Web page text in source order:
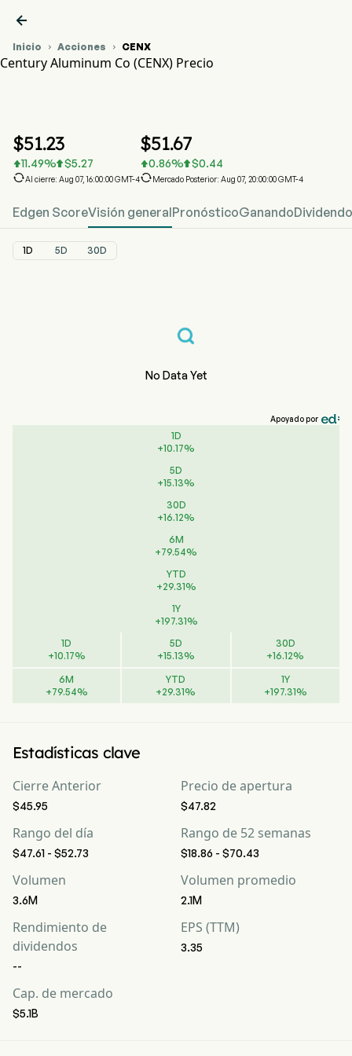

Inicio  Acciones  CENX
Century Aluminum Co (CENX) Precio
$51.23
11.49% $5.27
Al cierre: Aug 07, 16:00:00 GMT-4
$51.67
0.86% $0.44
Mercado Posterior: Aug 07, 20:00:00 GMT-4
Edgen ScoreVisión generalPronósticoGanando
1D 5D 30D
No Data Yet
Apoyado por
1D
+10.17%
5D
+15.13%
30D
+16.12%
6M
+79.54%
YTD
+29.31%
1Y
+197.31%
1D
+10.17%
5D
+15.13%
30D
+16.12%
6M
+79.54%
YTD
+29.31%
1Y
+197.31%
Estadísticas clave
Cierre Anterior
$45.95
Precio de apertura
$47.82
Rango del día
$47.61 - $52.73
Rango de 52 semanas
$18.86 - $70.43
Volumen
3.6M
Volumen promedio
2.1M
Rendimiento de
dividendos
--
EPS (TTM)
3.35
Cap. de mercado
$5.1B